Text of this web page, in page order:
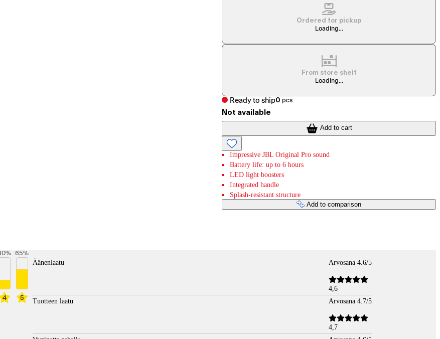
Ordered for pickup
Loading...
From store shelf
Loading...
Ready to ship0 pcs
Not available
Add to cart
Impressive JBL Original Pro sound
Battery life: up to 6 hours
LED light boosters
Integrated handle
Splash-resistant structure
Add to comparison
4
%
5
65%
Äänenlaatu Arvosana 4.6/5
4,6
Tuotteen laatu
Arvosana 4.7/5
4,7